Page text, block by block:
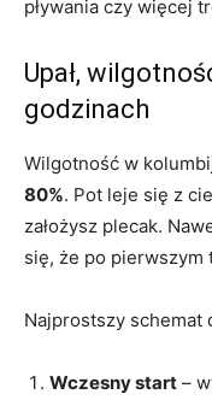
pływania czy więcej
Upał,
godzinach
Wilgotność w
80%. Pot leje się z
założysz plecak.
się, że po pierwszym
Najprostszy schemat
Wczesny start –